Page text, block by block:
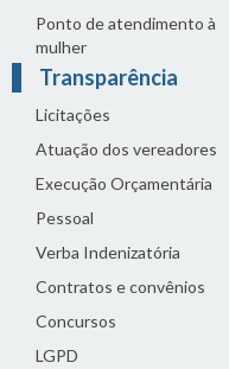
Ponto de atendimento à
mulher
Transparência
Licitações
Atuação dos vereadores
Execução Orçamentária
Pessoal
Verba Indenizatória
Contratos e convênios
Concursos
LGPD